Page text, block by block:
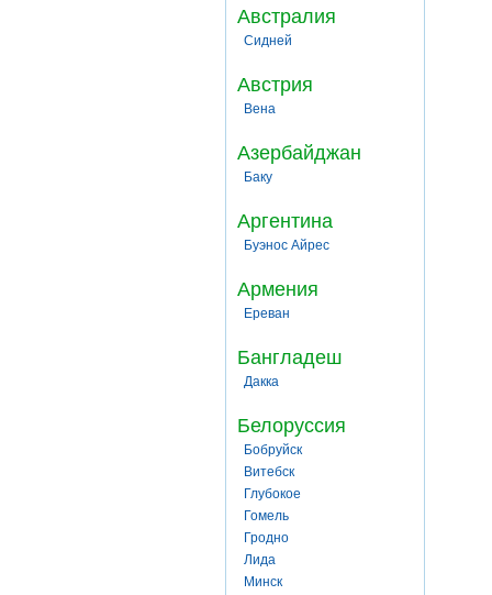
Австралия
Сидней
Австрия
Вена
Азербайджан
Баку
Аргентина
Буэнос Айрес
Армения
Ереван
Бангладеш
Дакка
Белоруссия
Бобруйск
Витебск
Глубокое
Гомель
Гродно
Лида
Минск